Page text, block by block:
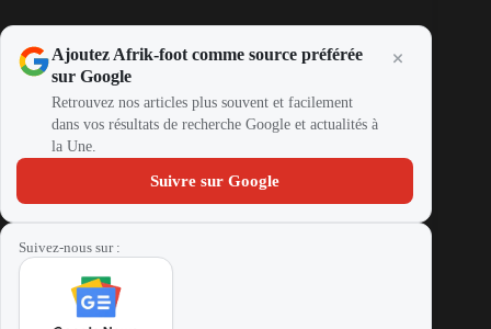
Ajoutez Afrik-foot comme source préférée
sur Google
Retrouvez nos articles plus souvent et facilement
dans vos résultats de recherche Google et actualités à
la Une.
Suivre sur Google
Suivez-nous sur :